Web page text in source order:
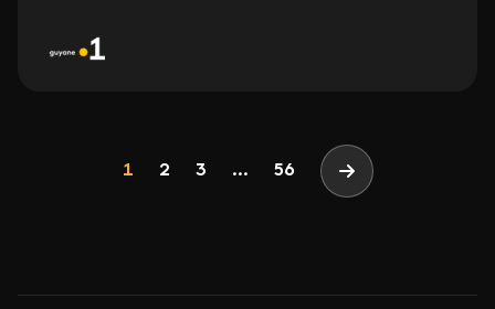
Page
1 Page
2 Page
3 ... 56 Page suivante